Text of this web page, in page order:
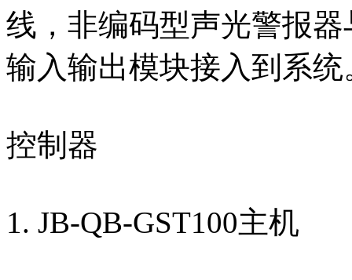
线，非编码型声光警报
输入输出模块接入到系统
控制器
1. JB-QB-GST100主机